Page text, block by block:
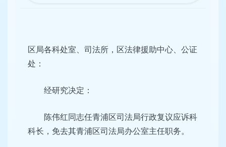
区局各科处室、司法所，区法律援助中心、公证
处：
经研究决定：
陈伟红同志任青浦区司法局行政复议应诉科
科长，免去其青浦区司法局办公室主任职务。